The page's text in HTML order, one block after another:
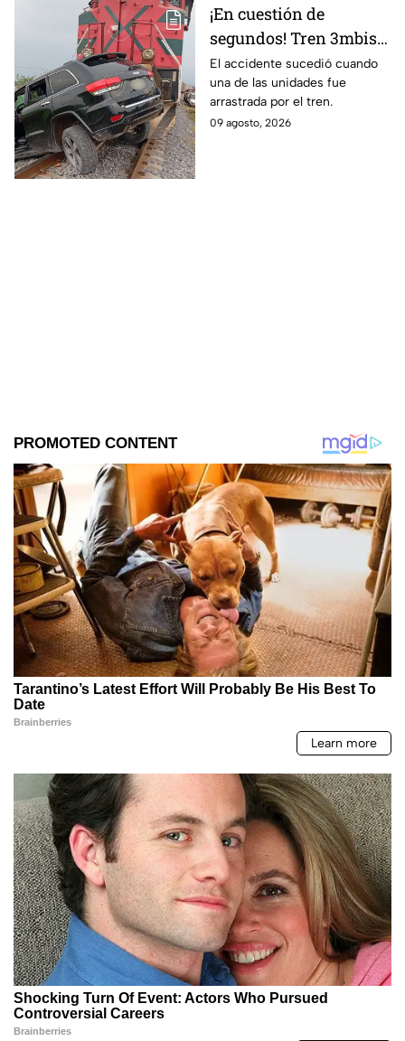
¡En cuestión de
segundos! Tren 3mbiste
una camioneta en
Guanajuato; este fue el
saldo de las víct1mas
El accidente sucedió cuando
una de las unidades fue
arrastrada por el tren.
09 agosto, 2026